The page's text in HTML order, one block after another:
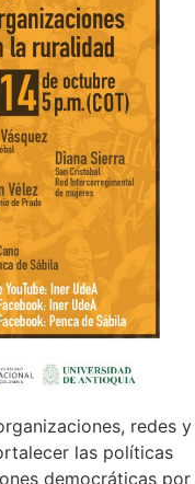
redes y
las políticas
democráticas por